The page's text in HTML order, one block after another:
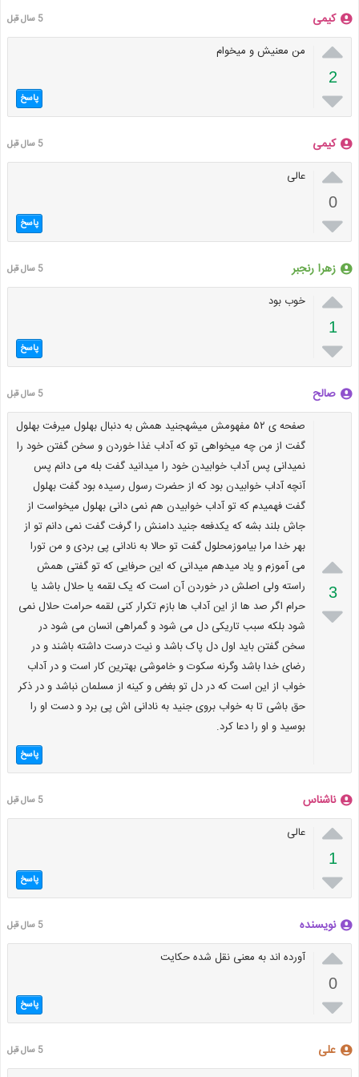
کیمی 5 سال قبل

2

من معنیش و میخوام
پاسخ
کیمی 5 سال قبل

0

عالی
پاسخ
زهرا رنجبر 5 سال قبل

1

خوب بود
پاسخ
صالح 5 سال قبل

3

صفحه ی ۵۲ مفهومش میشهجنید همش به دنبال بهلول میرفت بهلول
گفت از من چه میخواهی تو که آداب غذا خوردن و سخن گفتن خود را
نمیدانی پس آداب خوابیدن خود را میدانید گفت بله می دانم پس
آنچه آداب خوابیدن بود که از حضرت رسول رسیده بود گفت بهلول
گفت فهمیدم که تو آداب خوابیدن هم نمی دانی بهلول میخواست از
جاش بلند بشه که یکدفعه جنید دامنش را گرفت گفت نمی دانم تو از
بهر خدا مرا بیاموزمحلول گفت تو حالا به نادانی پی بردی و من تورا
می آموزم و یاد میدهم میدانی که این حرفایی که تو گفتی همش
راسته ولی اصلش در خوردن آن است که یک لقمه یا حلال باشد یا
حرام اگر صد ها از این آداب ها بازم تکرار کنی لقمه حرامت حلال نمی
شود بلکه سبب تاریکی دل می شود و گمراهی انسان می شود در
سخن گفتن باید اول دل پاک باشد و نیت درست داشته باشند و در
رضای خدا باشد وگرنه سکوت و خاموشی بهترین کار است و در آداب
خواب از این است که در دل تو بغض و کینه از مسلمان نباشد و در ذکر
حق باشی تا به خواب بروی جنید به نادانی اش پی برد و دست او را
بوسید و او را دعا کرد.
پاسخ
ناشناس 5 سال قبل

1

عالی
پاسخ
نویسنده 5 سال قبل

0

آورده اند به معنی نقل شده حکایت
پاسخ
علی 5 سال قبل